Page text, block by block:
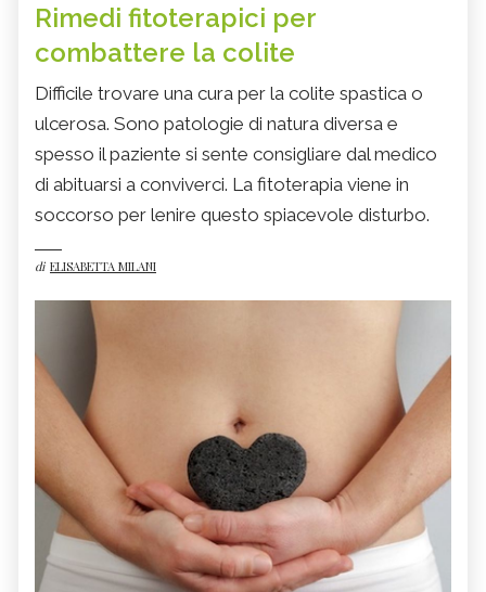
Rimedi fitoterapici per
combattere la colite
Difficile trovare una cura per la colite spastica o
ulcerosa. Sono patologie di natura diversa e
spesso il paziente si sente consigliare dal medico
di abituarsi a conviverci. La fitoterapia viene in
soccorso per lenire questo spiacevole disturbo.
di ELISABETTA MILANI